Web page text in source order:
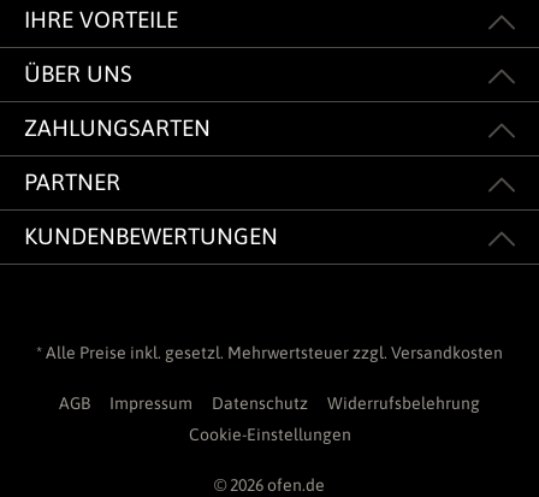
IHRE VORTEILE
ÜBER UNS
ZAHLUNGSARTEN
PARTNER
KUNDENBEWERTUNGEN
* Alle Preise inkl. gesetzl. Mehrwertsteuer zzgl. Versandkosten
AGB Impressum Datenschutz
Widerrufsbelehrung
Cookie-Einstellungen
© 2026 ofen.de